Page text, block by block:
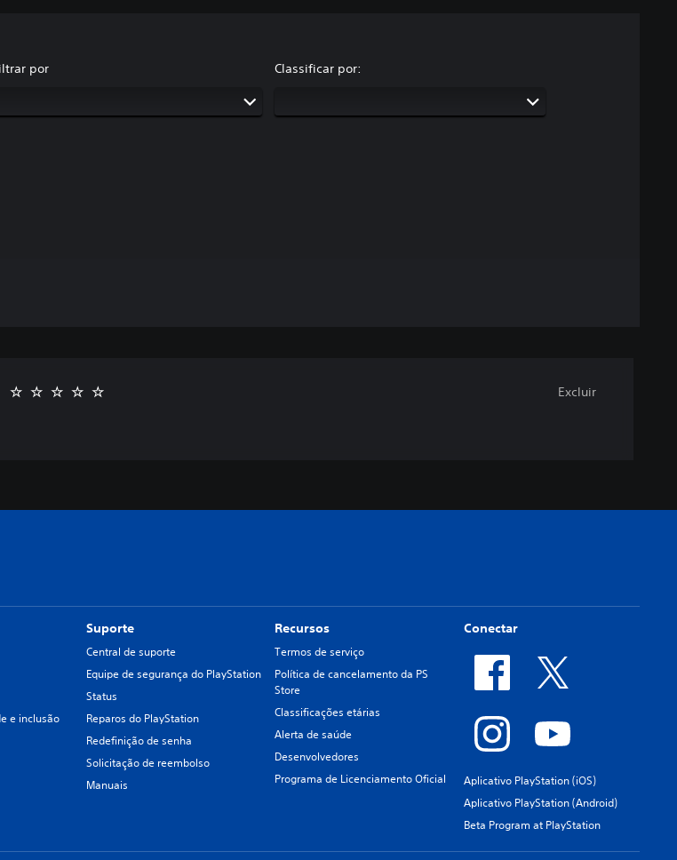
por Classificar por:
Excluir
e inclusão
Suporte
Central de suporte
Equipe de segurança do PlayStation
Status
Reparos do PlayStation
Redefinição de senha
Solicitação de reembolso
Manuais
Recursos
Termos de serviço
Política de cancelamento da PS
Store
Classificações etárias
Alerta de saúde
Desenvolvedores
Programa de Licenciamento Oficial
Conectar
Aplicativo PlayStation (iOS)
Aplicativo PlayStation (Android)
Beta Program at PlayStation